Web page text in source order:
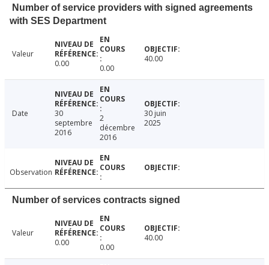
Number of service providers with signed agreements
with SES Department
Valeur
0.00
0.00
40.00
Date
30
septembre
2016
2
décembre
2016
30 juin
2025
Observation
Number of services contracts signed
Valeur
0.00
0.00
40.00